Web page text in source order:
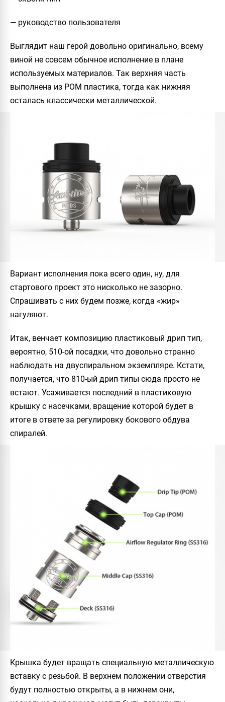
— руководство пользователя
Выглядит наш герой довольно оригинально, всему
виной не совсем обычное исполнение в плане
используемых материалов. Так верхняя часть
выполнена из РОМ пластика, тогда как нижняя
осталась классически металлической.
Вариант исполнения пока всего один, ну, для
стартового проект это нисколько не зазорно.
Спрашивать с них будем позже, когда «жир»
нагуляют.
Итак, венчает композицию пластиковый дрип тип,
вероятно, 510-ой посадки, что довольно странно
наблюдать на двуспиральном экземпляре. Кстати,
получается, что 810-ый дрип типы сюда просто не
встают. Усаживается последний в пластиковую
крышку с насечками, вращение которой будет в
итоге в ответе за регулировку бокового обдува
спиралей.
Крышка будет вращать специальную металлическую
вставку с резьбой. В верхнем положении отверстия
будут полностью открыты, а в нижнем они,